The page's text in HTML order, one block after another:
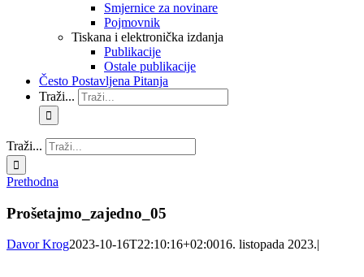
Smjernice za novinare
Pojmovnik
Tiskana i elektronička izdanja
Publikacije
Ostale publikacije
Često Postavljena Pitanja
Traži...
Traži...
Prethodna
Prošetajmo_zajedno_05
Davor Krog2023-10-16T22:10:16+02:0016. listopada 2023.|